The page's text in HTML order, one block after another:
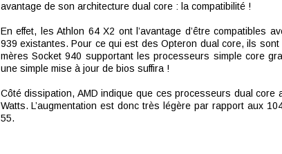
avantage de son architecture dual core : la compatibilité !
En effet, les Athlon 64 X2 ont l’avantage d’être compatibles
939 existantes. Pour ce qui est des Opteron dual core, ils
mères Socket 940 supportant les processeurs simple core
une simple mise à jour de bios suffira !
Côté dissipation, AMD indique que ces processeurs dual core
Watts. L’augmentation est donc très légère par rapport aux
55.